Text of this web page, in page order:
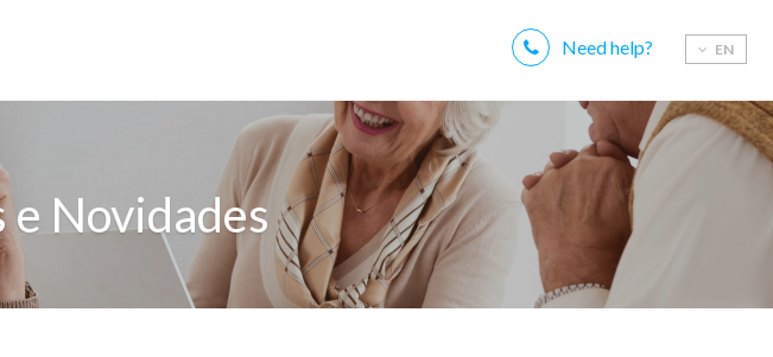
EN
Need help?
Novidades